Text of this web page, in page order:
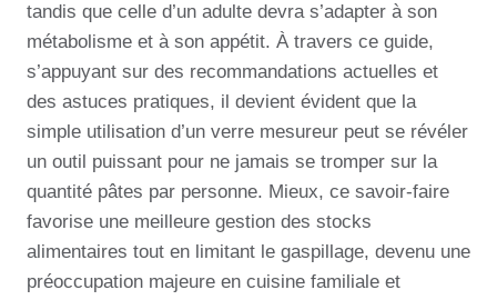
tandis que celle d’un adulte devra s’adapter à son
métabolisme et à son appétit. À travers ce guide,
s’appuyant sur des recommandations actuelles et
des astuces pratiques, il devient évident que la
simple utilisation d’un verre mesureur peut se révéler
un outil puissant pour ne jamais se tromper sur la
quantité pâtes par personne. Mieux, ce savoir-faire
favorise une meilleure gestion des stocks
alimentaires tout en limitant le gaspillage, devenu une
préoccupation majeure en cuisine familiale et